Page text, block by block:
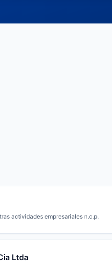
actividades empresariales n.c.p.
Ltda